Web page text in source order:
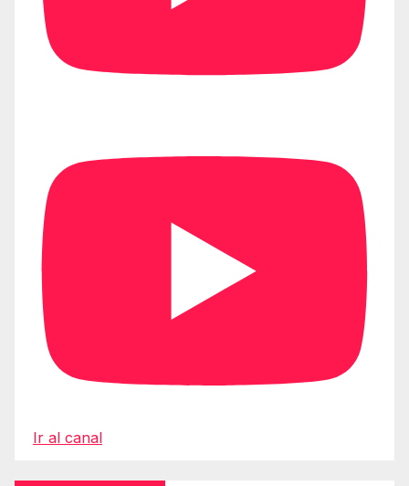
Ir al canal